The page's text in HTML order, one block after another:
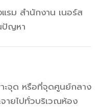
รม สำนักงาน เนอร์ส
ปัญหา
ะจุด หรือที่จุดศูนย์กลาง
ายไปทั่วบริเวณห้อง